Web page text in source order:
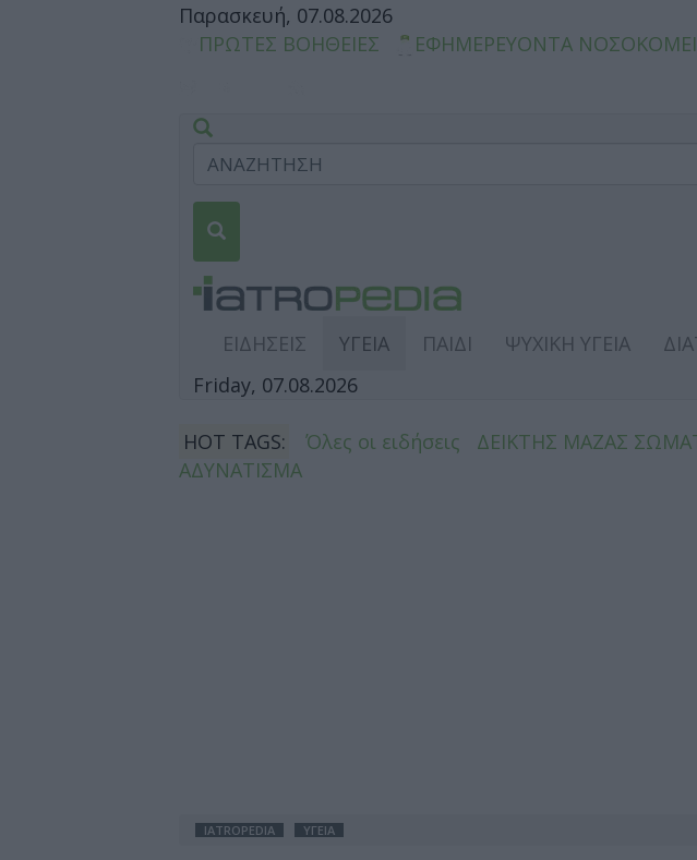
Παρασκευή, 07.08.2026
ΠΡΩΤΕΣ ΒΟΗΘΕΙΕΣ
ΕΦΗΜΕΡΕΥΟΝΤΑ
ΕΙΔΗΣΕΙΣ ΥΓΕΙΑ ΠΑΙΔΙ ΨΥΧΙΚΗ ΥΓΕΙΑ
Friday, 07.08.2026
HOT TAGS: Όλες οι ειδήσεις ΔΕΙΚΤΗΣ ΜΑΖΑΣ
ΑΔΥΝΑΤΙΣΜΑ
IATROPEDIA ΥΓΕΙΑ